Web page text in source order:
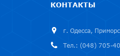
КОНТАКТЫ
г. Одесса,
Тел.: (048) 705-